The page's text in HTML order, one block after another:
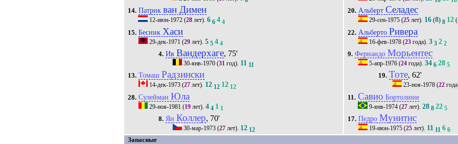
14. Патрикван Димен
12-июн-1972 (28 лет).6 6 4 4
15. Бесник Хаси
29-дек-1971 (29 лет).5 5 4 4
4. Ив Вандерхаге, 75'
30-янв-1970(31год). 11 11
13. ТомашРадзински
14-дек-1973 (27 лет). 12 12 12 12
28. Сулейман Юла
29-ноя-1981 (19 лет).4 4 1 1
8. Ян Коллер, 70'
30-мар-1973(27лет). 12 12
20. АльбертСеладес
29-сен-1975 (25 лет). 16 (8) 8 12 (
22. Альберто Ривера
16-фев-1978 (23 года).3 3 2 2
9. Фернандо Морьентес
5-апр-1976 (24 года).34 6 28 5
19. Тоте, 62'
23-ноя-1978(22
11. Савио Бортолини
9-янв-1974 (27 лет).28 8 22 5
17. Педро Мунитис
19-июн-1975 (25 лет). 11 11 6 6
Запасные